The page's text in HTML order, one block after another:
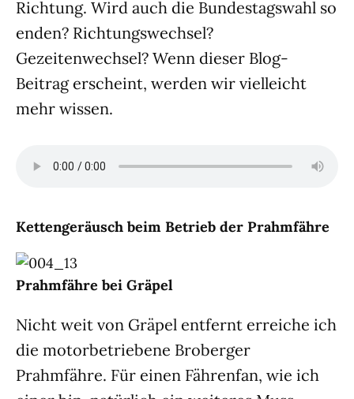
Richtung. Wird auch die Bundestagswahl so
enden? Richtungswechsel?
Gezeitenwechsel? Wenn dieser Blog-
Beitrag erscheint, werden wir vielleicht
mehr wissen.
Kettengeräusch beim Betrieb der Prahmfähre
Prahmfähre bei Gräpel
Nicht weit von Gräpel entfernt erreiche ich
die motorbetriebene Broberger
Prahmfähre. Für einen Fährenfan, wie ich